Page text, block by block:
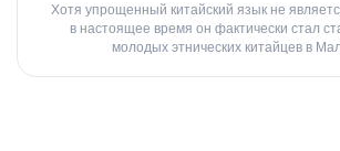
Хотя упрощенный китайский язык не
в настоящее время он фактически стал
молодых этнических китайцев в